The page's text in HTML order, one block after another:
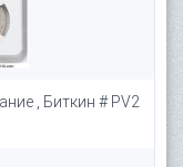
, Биткин # PV2